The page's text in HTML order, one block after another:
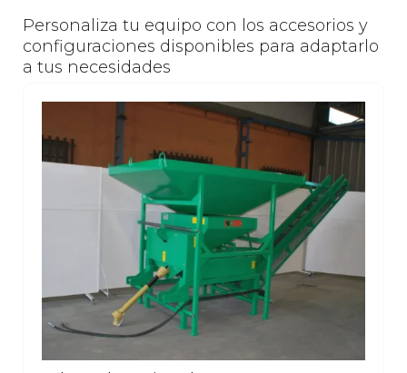
Personaliza tu equipo con los accesorios y
configuraciones disponibles para adaptarlo
a tus necesidades